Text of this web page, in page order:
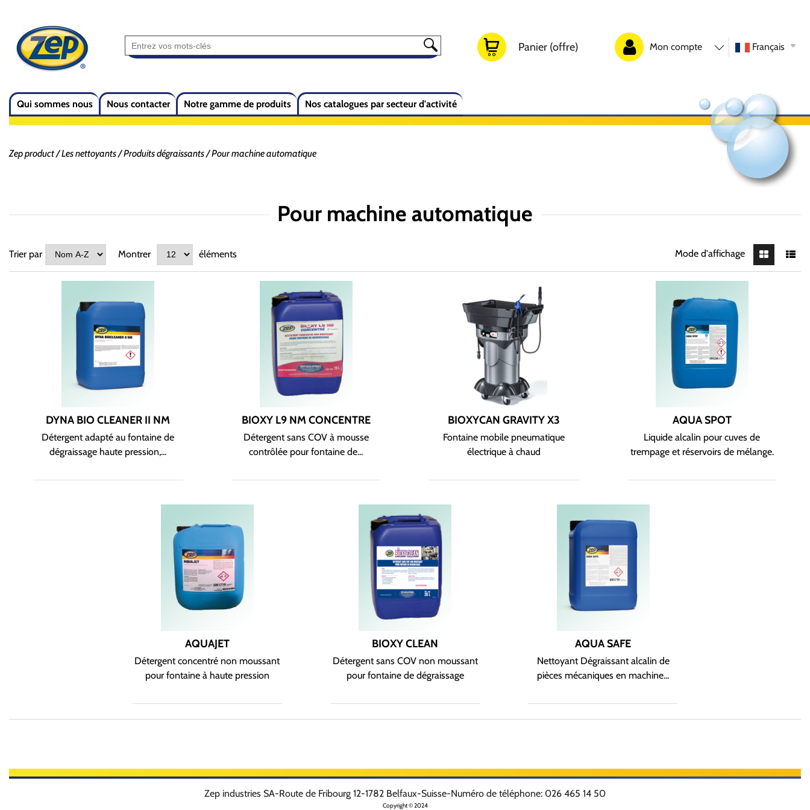
Panier (offre) Mon compte Français
Qui sommes nous Nous contacter Notre gamme de produits Nos catalogues par secteur d'activité
Zep product Les nettoyants Produits dégraissants Pour machine automatique
Pour machine automatique
Mode d'affichage
Trier par Montrer éléments
DYNA BIO CLEANER II NM
Détergent adapté au fontaine de
dégraissage haute pression,...
BIOXY L9 NM CONCENTRE
Détergent sans COV à mousse
contrôlée pour fontaine de...
BIOXYCAN GRAVITY X3
Fontaine mobile pneumatique
électrique à chaud
AQUA SPOT
Liquide alcalin pour cuves de
trempage et réservoirs de mélange.
AQUAJET
Détergent concentré non moussant
pour fontaine à haute pression
BIOXY CLEAN
Détergent sans COV non moussant
pour fontaine de dégraissage
AQUA SAFE
Nettoyant Dégraissant alcalin de
pièces mécaniques en machine...
Zep industries SA-Route de Fribourg 12-1782 Belfaux-Suisse-Numéro de téléphone: 026 465 14 50
Copyright © 2024